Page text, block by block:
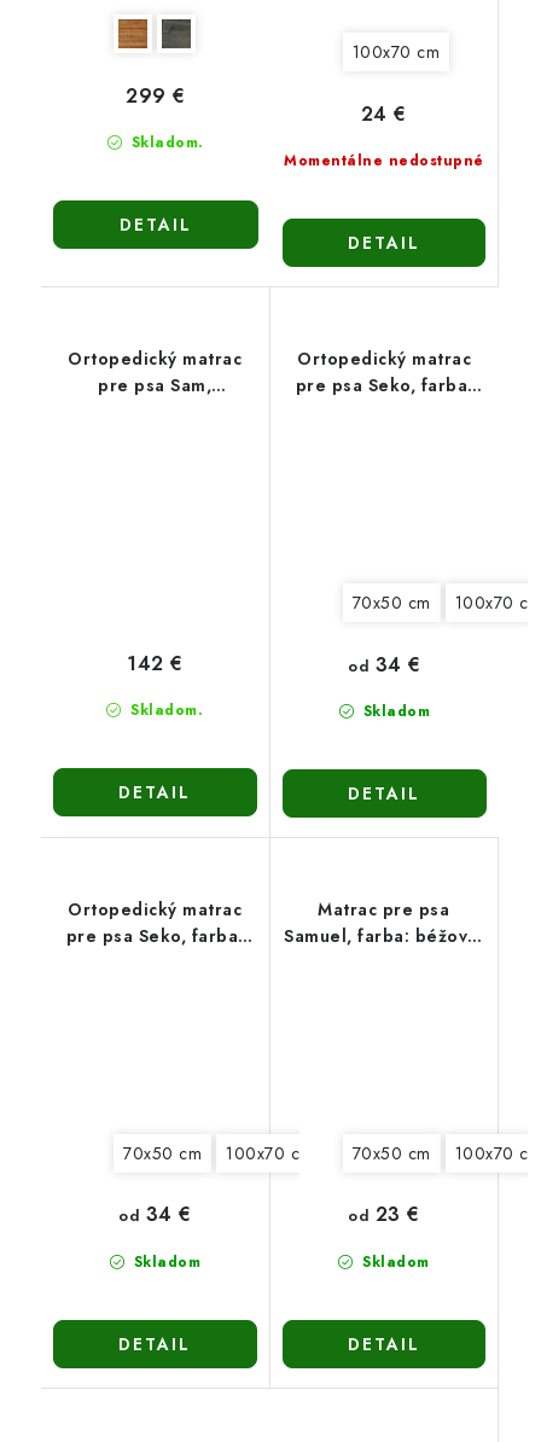
Skladom.
299 €
DETAIL
100x70 cm
Momentálne nedostupné
24 €
DETAIL
Ortopedický matrac
pre psa Sam,
Skladom.
142 €
DETAIL
Ortopedický matrac
pre psa Seko, farba:
70x50 cm 100x70 cm
Skladom
od 34 €
DETAIL
Ortopedický matrac
pre psa Seko, farba:
70x50 cm 100x70 cm 130x90 cm 150x100
Skladom
od 34 €
DETAIL
Matrac pre psa
Samuel, farba: béžová,
70x50 cm 100x70 cm
Skladom
od 23 €
DETAIL